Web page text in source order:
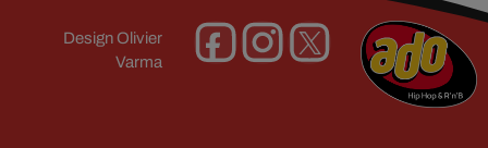
Design Olivier
Varma